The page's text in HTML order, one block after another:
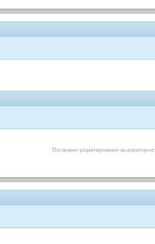
Последнее редактирование модератором: